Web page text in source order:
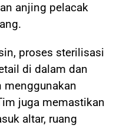
anjing pelacak
proses sterilisasi
di dalam dan
menggunakan
juga memastikan
altar, ruang